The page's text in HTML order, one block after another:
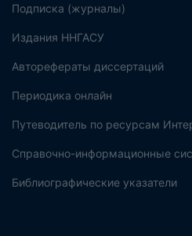
Подписка (журналы)
Издания ННГАСУ
Авторефераты диссертаций
Периодика онлайн
Путеводитель по ресурсам
Справочно-информационные
Библиографические указатели